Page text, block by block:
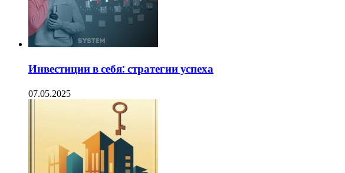
Инвестиции в себя: стратегии успеха
07.05.2025